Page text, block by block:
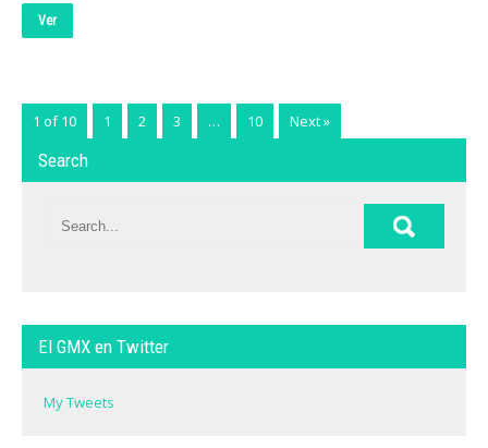
Ver
1 of 10 1 2 3 … 10 Next »
Search
El GMX en Twitter
My Tweets